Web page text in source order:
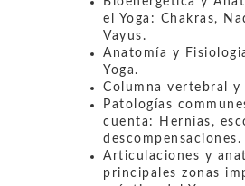
el Yoga: Chakras,
Vayus.
Anatomía y
Yoga.
Columna vertebral y
Patologías
cuenta: Hernias,
descompensaciones.
Articulaciones y
principales zonas